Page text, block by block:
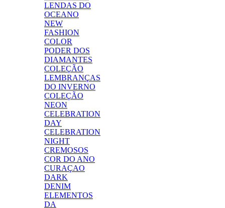
LENDAS DO
OCEANO
NEW
FASHION
COLOR
PODER DOS
DIAMANTES
COLEÇÃO
LEMBRANÇAS
DO INVERNO
COLEÇÃO
NEON
CELEBRATION
DAY
CELEBRATION
NIGHT
CREMOSOS
COR DO ANO
CURAÇAO
DARK
DENIM
ELEMENTOS
DA